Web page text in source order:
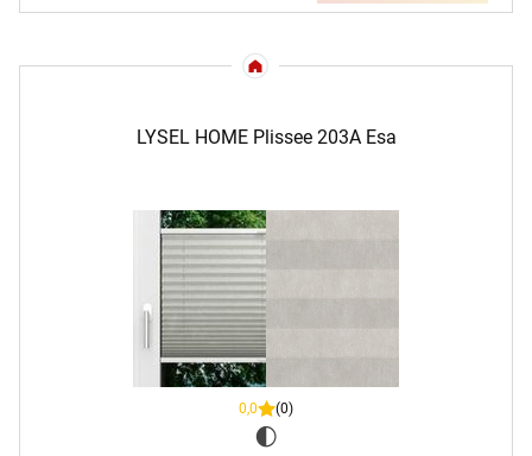
LYSEL HOME Plissee 203A Esa
0,0 (0)